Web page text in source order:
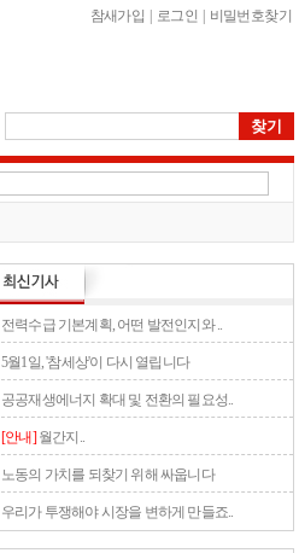
참새가입 로그인 비밀번호찾기
전력수급 기본계획, 어떤 발전인지와 ..
5월1일, '참세상'이 다시 열립니다
공공재생에너지 확대 및 전환의 필요성..
[안내]월간지..
노동의 가치를 되찾기 위해 싸웁니다
우리가 투쟁해야 시장을 변하게 만들죠..